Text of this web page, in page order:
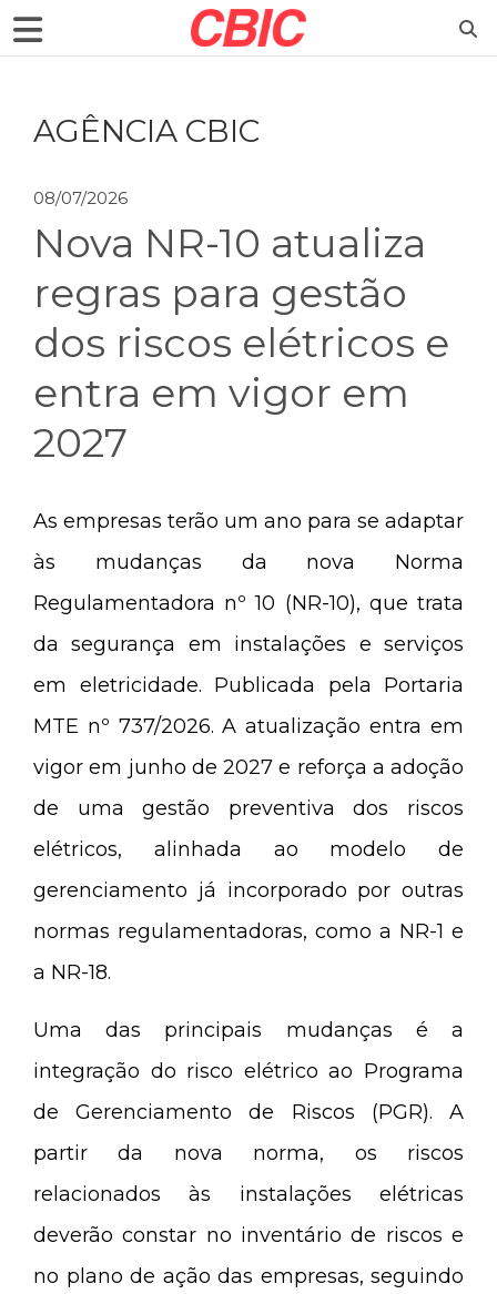
AGÊNCIA CBIC
08/07/2026
Nova NR-10 atualiza
regras para gestão
dos riscos elétricos e
entra em vigor em
2027
As empresas terão um ano para se adaptar
às mudanças da nova Norma
Regulamentadora nº 10 (NR-10), que trata
da segurança em instalações e serviços
em eletricidade. Publicada pela Portaria
MTE nº 737/2026. A atualização entra em
vigor em junho de 2027 e reforça a adoção
de uma gestão preventiva dos riscos
elétricos, alinhada ao modelo de
gerenciamento já incorporado por outras
normas regulamentadoras, como a NR-1 e
a NR-18.
Uma das principais mudanças é a
integração do risco elétrico ao Programa
de Gerenciamento de Riscos (PGR). A
partir da nova norma, os riscos
relacionados às instalações elétricas
deverão constar no inventário de riscos e
no plano de ação das empresas, seguindo